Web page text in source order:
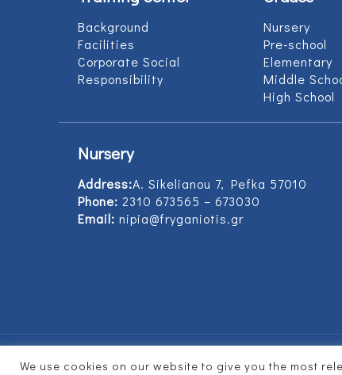
Background
Facilities
Corporate Social
Responsibility
Nursery
Pre-school
Elementary
Middle
High School
Nursery
Address:Α. Sikelianou 7, Pefka 57010
Phone: 2310 673565 – 673030
Email: nipia@fryganiotis.gr
© 2017 Εκπαιδευτήρια Φρυγανιώτη -
We use cookies on our website to give you the most